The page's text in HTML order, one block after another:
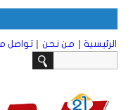
الرئيسية | من نحن | تواصل